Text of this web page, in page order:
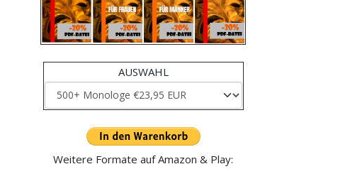
AUSWAHL
Weitere Formate auf Amazon & Play: